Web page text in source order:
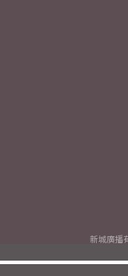
新城廣播
2026© Metro Broadcast